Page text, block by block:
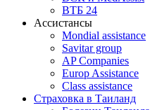
ВТБ 24
Ассистансы
Mondial assistance
Savitar group
AP Companies
Europ Assistance
Class assistance
Страховка в Таиланд